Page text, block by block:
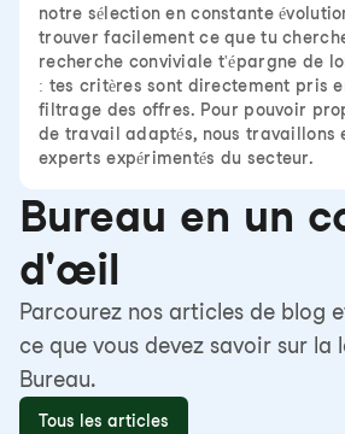
notre sélection en constante
trouver facilement ce que tu
recherche conviviale t'épargne de
: tes critères sont directement pris
filtrage des offres. Pour pouvoir
de travail adaptés, nous travaillons
experts expérimentés du secteur.
Bureau en un
d'œil
Parcourez nos articles de blog
ce que vous devez savoir sur la
Bureau.
Tous les articles